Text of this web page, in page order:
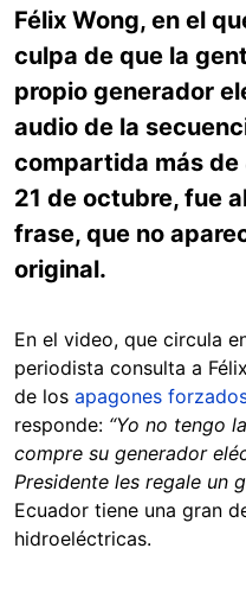
Félix Wong, en el
culpa de que la
propio generador
audio de la
compartida más
21 de octubre, fue
frase, que no
original.
En el video, que circula
periodista consulta a
de los apagones
responde: “Yo no tengo
compre su generador
Presidente les regale un
Ecuador tiene una gran
hidroeléctricas.